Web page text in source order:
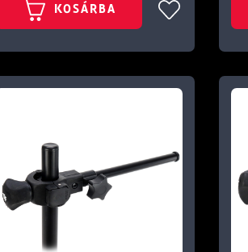
KOSÁRBA